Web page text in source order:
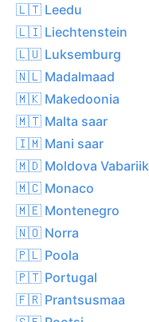
🇱🇹 Leedu
🇱🇮 Liechtenstein
🇱🇺 Luksemburg
🇳🇱 Madalmaad
🇲🇰 Makedoonia
🇲🇹 Malta saar
🇮🇲 Mani saar
🇲🇩 Moldova Vabariik
🇲🇨 Monaco
🇲🇪 Montenegro
🇳🇴 Norra
🇵🇱 Poola
🇵🇹 Portugal
🇫🇷 Prantsusmaa